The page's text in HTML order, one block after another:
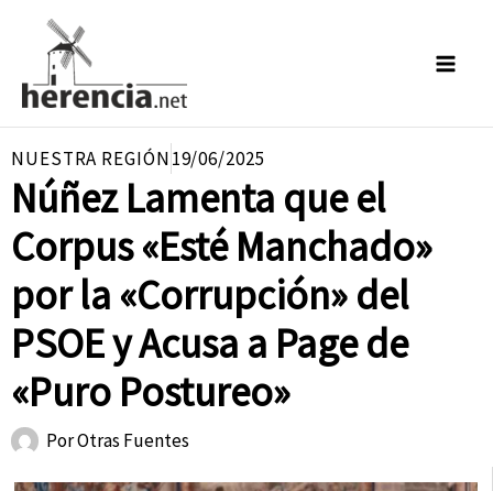
contenido
NUESTRA REGIÓN19/06/2025
Núñez Lamenta que el
Corpus «Esté Manchado»
por la «Corrupción» del
PSOE y Acusa a Page de
«Puro Postureo»
PorOtras Fuentes